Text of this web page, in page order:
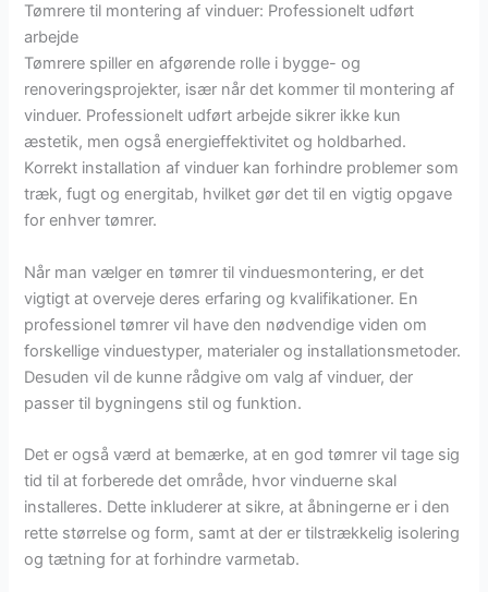
Tømrere til montering af vinduer: Professionelt udført
arbejde
Tømrere spiller en afgørende rolle i bygge- og
renoveringsprojekter, især når det kommer til montering af
vinduer. Professionelt udført arbejde sikrer ikke kun
æstetik, men også energieffektivitet og holdbarhed.
Korrekt installation af vinduer kan forhindre problemer som
træk, fugt og energitab, hvilket gør det til en vigtig opgave
for enhver tømrer.
Når man vælger en tømrer til vinduesmontering, er det
vigtigt at overveje deres erfaring og kvalifikationer. En
professionel tømrer vil have den nødvendige viden om
forskellige vinduestyper, materialer og installationsmetoder.
Desuden vil de kunne rådgive om valg af vinduer, der
passer til bygningens stil og funktion.
Det er også værd at bemærke, at en god tømrer vil tage sig
tid til at forberede det område, hvor vinduerne skal
installeres. Dette inkluderer at sikre, at åbningerne er i den
rette størrelse og form, samt at der er tilstrækkelig isolering
og tætning for at forhindre varmetab.